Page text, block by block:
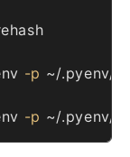
-p
-p